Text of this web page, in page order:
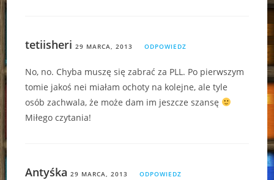
tetiisheri 29 MARCA, 2013 ODPOWIEDZ
No, no. Chyba muszę się zabrać za PLL. Po pierwszym
tomie jakoś nei miałam ochoty na kolejne, ale tyle
osób zachwala, że może dam im jeszcze szansę
Miłego czytania!
Antyśka 29 MARCA, 2013 ODPOWIEDZ